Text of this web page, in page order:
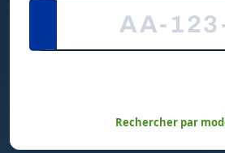
Rechercher par